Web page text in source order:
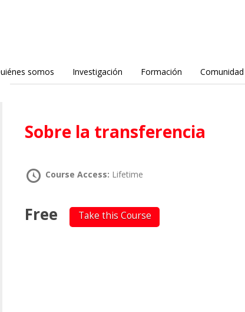
somos Investigación Formación Comunidad
Sobre la transferencia
Course Access: Lifetime
Free Take this Course